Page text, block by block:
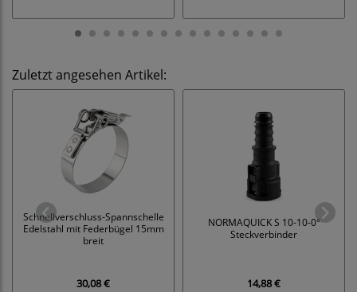
Zuletzt angesehen Artikel:
Schnellverschluss-Spannschelle
Edelstahl mit Federbügel 15mm
breit
30,08 €
NORMAQUICK S 10-10-0°
Steckverbinder
14,88 €